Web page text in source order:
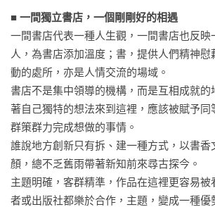
■ 一間獨立書店，一個剛剛好的相遇
一間書店代表一種人生觀，一間書店也反映
人，為書店添加溫度；書，提供人們精神慰
動的處所，亦是人情交流的場域。
書店不是集中領導的機構，而是互相成就的
著自己獨特的想法來到這裡，應該被賦予同
群策群力完成想做的事情。
誰說地方創新只有拆、建一種方式，以書香
顏，總不乏舊雨帶著新知前來尋古探今。
主題明確，客群精準，作品在這裡更容易
者或出版社都樂於合作，主題，變成一種優